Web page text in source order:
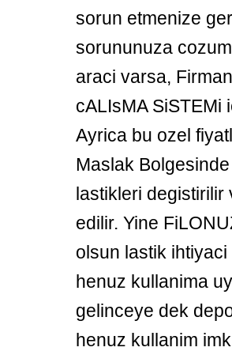
sorun etmenize
sorununuza
araci varsa,
cALIsMA SiSTEMi
Ayrica bu ozel
Maslak
lastikleri degistirilir
edilir. Yine
olsun lastik
henuz kullanima
gelinceye dek
henuz kullanim